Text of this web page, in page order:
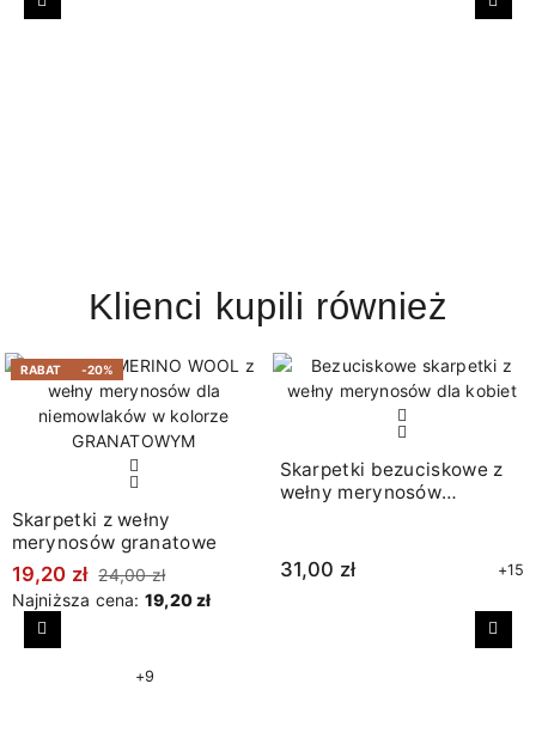
Poprzedni
Klienci kupili również
RABAT -20%
Skarpetki z wełny
merynosów granatowe
19,20 zł 24,00 zł
Najniższa cena: 19,20 zł
+9
Skarpetki bezuciskowe z
wełny merynosów
31,00 zł +15
Poprzedni